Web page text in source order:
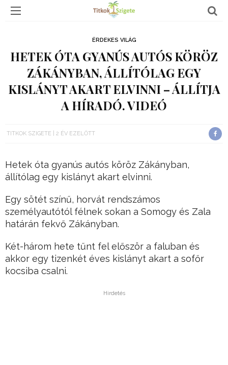
ÉRDEKES VILÁG
HETEK ÓTA GYANÚS AUTÓS KÖRÖZ
ZÁKÁNYBAN, ÁLLÍTÓLAG EGY
KISLÁNYT AKART ELVINNI – ÁLLÍTJA
A HÍRADÓ. VIDEÓ
TITKOK SZIGETE 2 ÉV EZELŐTT
Hetek óta gyanús autós köröz Zákányban,
állítólag egy kislányt akart elvinni.
Egy sötét színű, horvát rendszámos
személyautótól félnek sokan a Somogy és Zala
határán fekvő Zákányban.
Két-három hete tűnt fel először a faluban és
akkor egy tizenkét éves kislányt akart a sofőr
kocsiba csalni.
Hirdetés